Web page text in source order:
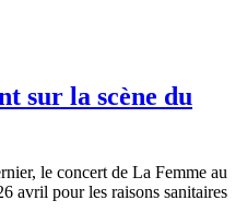
sur la scène du
le concert de La Femme au
avril pour les raisons sanitaires